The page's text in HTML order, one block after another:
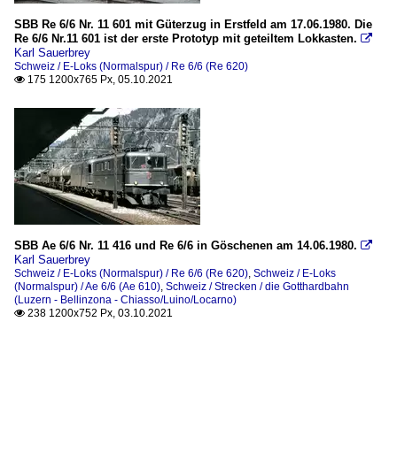
SBB Re 6/6 Nr. 11 601 mit Güterzug in Erstfeld am 17.06.1980. Die
Re 6/6 Nr.11 601 ist der erste Prototyp mit geteiltem Lokkasten. 
Karl Sauerbrey
Schweiz / E-Loks (Normalspur) / Re 6/6 (Re 620)
 175 1200x765 Px, 05.10.2021
SBB Ae 6/6 Nr. 11 416 und Re 6/6 in Göschenen am 14.06.1980. 
Karl Sauerbrey
Schweiz / E-Loks (Normalspur) / Re 6/6 (Re 620) Schweiz / E-Loks
(Normalspur) / Ae 6/6 (Ae 610) Schweiz / Strecken / die Gotthardbahn
(Luzern - Bellinzona - Chiasso/Luino/Locarno)
 238 1200x752 Px, 03.10.2021